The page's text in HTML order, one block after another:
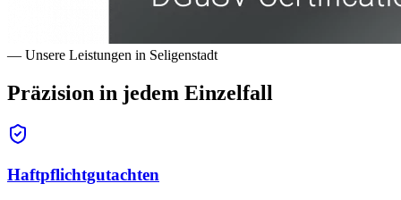
— Unsere Leistungen in Seligenstadt
Präzision in jedem Einzelfall
Haftpflichtgutachten